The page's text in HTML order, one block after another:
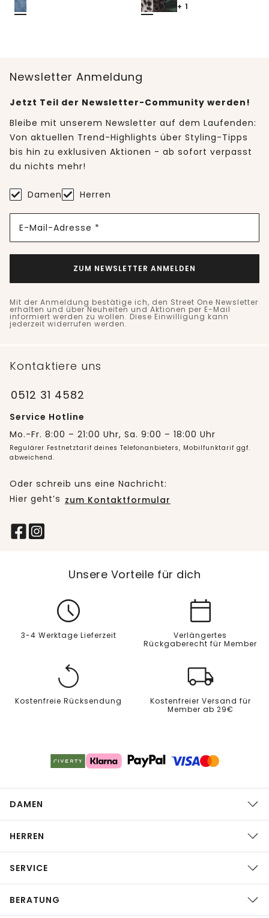
+ 1
Newsletter Anmeldung
Jetzt Teil der Newsletter-Community werden!
Bleibe mit unserem Newsletter auf dem Laufenden:
Von aktuellen Trend-Highlights über Styling-Tipps
bis hin zu exklusiven Aktionen - ab sofort verpasst
du nichts mehr!
Damen Herren
E-Mail-Adresse *
ZUM NEWSLETTER ANMELDEN
Mit der Anmeldung bestätige ich, den Street One Newsletter
erhalten und über Neuheiten und Aktionen per E-Mail
informiert werden zu wollen. Diese Einwilligung kann
jederzeit widerrufen werden.
Kontaktiere uns
0512 31 4582
Service Hotline
Mo.-Fr. 8:00 – 21:00 Uhr, Sa. 9:00 – 18:00 Uhr
Regulärer Festnetztarif deines Telefonanbieters, Mobilfunktarif ggf.
abweichend.
Oder schreib uns eine Nachricht:
Hier geht’s zum Kontaktformular
Unsere Vorteile für dich
3-4 Werktage Lieferzeit
Verlängertes
Rückgaberecht für Member
Kostenfreie Rücksendung
Kostenfreier Versand für
Member ab 29€
DAMEN
HERREN
SERVICE
BERATUNG